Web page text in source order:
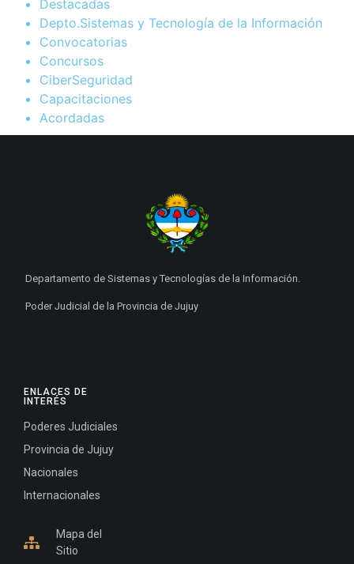
Destacadas
Depto.Sistemas y Tecnología de la Información
Convocatorias
Concursos
CiberSeguridad
Capacitaciones
Acordadas
ENLACES DE
INTERÉS
Poderes Judiciales
Provincia de Jujuy
Nacionales
Internacionales
Mapa del
Sitio
Departamento de Sistemas y Tecnologías de la Información.
Poder Judicial de la Provincia de Jujuy